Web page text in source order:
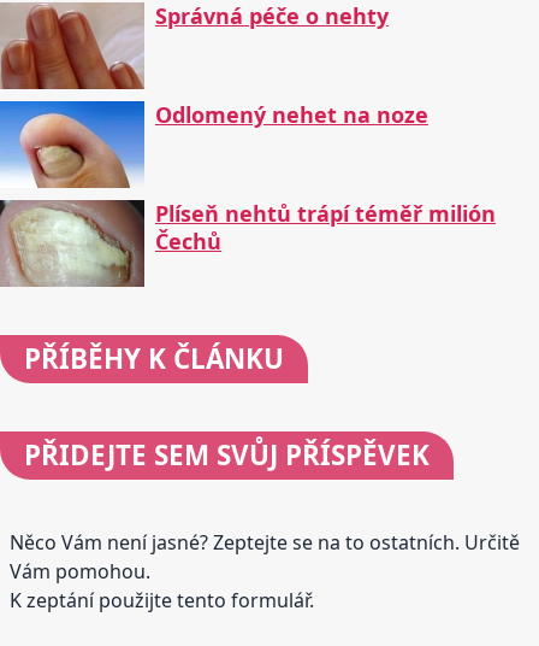
Správná péče o nehty
Odlomený nehet na noze
Plíseň nehtů trápí téměř milión
Čechů
PŘÍBĚHY K ČLÁNKU
PŘIDEJTE SEM SVŮJ PŘÍSPĚVEK
Něco Vám není jasné? Zeptejte se na to ostatních. Určitě
Vám pomohou.
K zeptání použijte tento formulář.